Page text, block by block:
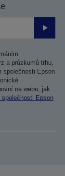
a průzkumů trhu,
společnosti Epson
na webu, jak
společnosti Epson